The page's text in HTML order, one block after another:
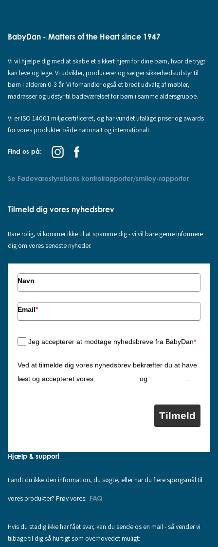
BabyDan - Matters of the Heart since 1947
Vi vil hjælpe dig med at skabe et sikkert hjem for dine børn, hvor de trygt
kan leve og lege. Vi udvikler, producerer og sælger sikkerhedsudstyr til
børn i alderen 0-3 år. Vi forhandler også et bredt udvalg af møbler,
madrasser og udstyr til badeværelset for børn i samme aldersgruppe.
Vi er ISO 14001 miljøcertificeret, og har vundet utallige priser og awards
for vores produkter både nationalt og internationalt.
Find os på:
Se Fødevarestyrelsens kontrolrapporter/smiley-rapporter
Tilmeld dig vores nyhedsbrev
Bare rolig, vi kommer ikke til at spamme dig - vi vil bare gerne informere
dig om vores seneste nyheder.
Navn
Email*
Jeg accepterer at modtage nyhedsbreve fra BabyDan*
Ved at tilmelde dig vores nyhedsbrev bekræfter du at have
læst og accepteret vores
og
Tilmeld
Hjælp & support
Fandt du ikke den information, du søgte, eller har du flere spørgsmål til
vores produkter? Prøv vores: FAQ
Hvis du stadig ikke har fået svar, kan du sende os en mail - så vender vi
tilbage til dig så hurtigt som overhovedet muligt: